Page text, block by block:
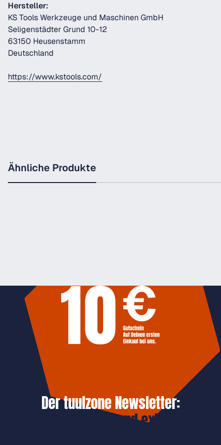
Hersteller:
KS Tools Werkzeuge und Maschinen GmbH
Seligenstädter Grund 10-12
63150 Heusenstamm
Deutschland
https://www.kstools.com/
Ähnliche Produkte
Der tuulzone Newsletter:
Jetzt anmelden und exklusive